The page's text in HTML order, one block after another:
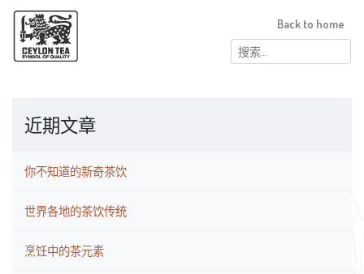
搜
索：
Back to home
近期文章
你不知道的新奇茶饮
世界各地的茶饮传统
烹饪中的茶元素